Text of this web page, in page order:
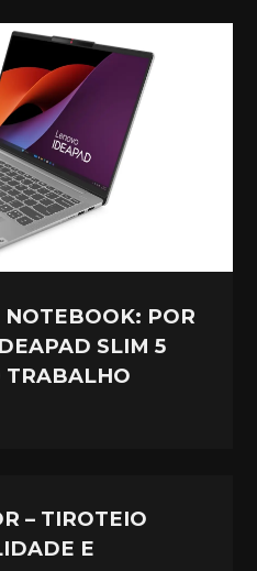
POR
SLIM 5
TRABALHO
– TIROTEIO
E